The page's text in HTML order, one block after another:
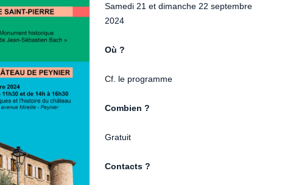
Samedi 21 et dimanche 22 septembre
2024
Où ?
Cf. le programme
Combien ?
Gratuit
Contacts ?